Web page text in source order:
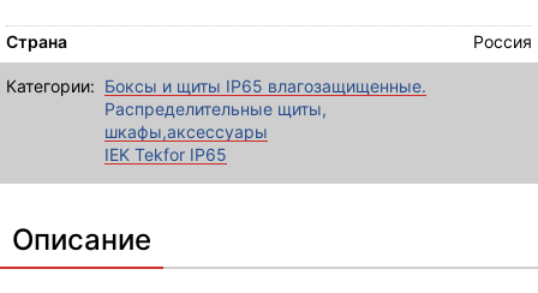
Страна Россия
Категории: Боксы и щиты IP65 влагозащищенные.
Распределительные щиты,
шкафы,аксессуары
IEK Tekfor IP65
Описание